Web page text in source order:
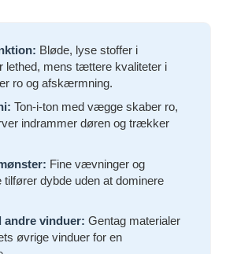
Bløde, lyse stoffer i
lethed, mens tættere kvaliteter i
ro og afskærmning.
Ton-i-ton med vægge skaber ro,
indrammer døren og trækker
Fine vævninger og
dybde uden at dominere
andre vinduer: Gentag materialer
øvrige vinduer for en